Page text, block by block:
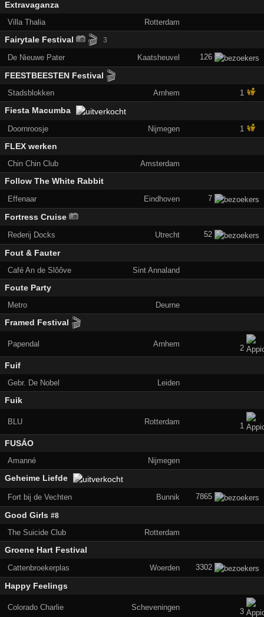
Extravaganza
Villa Thalia Rotterdam
Fairytale Festival 🎬 3
De Nieuwe Pater Kaatsheuvel 126
FEESTBEESTEN Festival 🎬
Stadsblokken Arnhem 1
Fiesta Macumba
Doornroosje Nijmegen 1
FLEX werken
Chin Chin Club Amsterdam
Follow The White Rabbit
Effenaar Eindhoven 7
Fortress Cruise
Rederij Docks Utrecht 52
Fout & Fauter
Café An de Slôôve Sint Annaland
Foute Party
Metro Deurne
Framed Festival 🎬
Papendal Arnhem 2
Fuif
Gebr. De Nobel Leiden
Fuik
BLU Rotterdam 1
FUSÁO
Amanné Nijmegen
Geheime Liefde
Fort bij de Vechten Bunnik 7865
Good Girls#8
The Suicide Club Rotterdam
Groene Hart Festival
Cattenbroekerplas Woerden 3302
Happy Feelings
Colorado Charlie Scheveningen 3